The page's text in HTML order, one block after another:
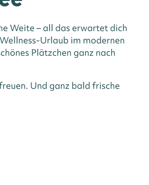
Weite – all das erwartet dich
Urlaub im modernen
Plätzchen ganz nach
Und ganz bald frische